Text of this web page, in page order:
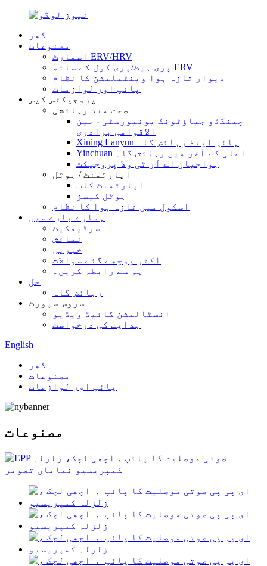
گھر
مصنوعات
اسمارٹ ERV/HRV
پری ہیٹ/پری کول کے ساتھ ERV
دیوار تازہ ہوا وینٹیلیشن کا نظام
پائپ اور لوازمات
پروجیکٹس کیس
صحت مند رہائشی
چینگڈو جیاؤٹونگ یونیورسٹی - بین
الاقوامی برادری
Xining Lanyun ہائی اینڈ رہائش گاہ
Yinchuan اعلی کے آخر میں رہائش گاہ
ہواجیان اے آر ٹی ولا پروجیکٹ
اپارٹمنٹ / ہوٹل
اپارٹمنٹ کلب
ہوٹل کیسز
اسکول میں تازہ ہوا کا نظام
ہمارے بارے میں
سرٹیفکیٹ
نمائش
خبریں
اکثر پوچھے گئے سوالات
ہم سے رابطہ کریں۔
حل
رہائش گاہ
سروس سپورٹ
انسٹالیشن گائیڈ ویڈیو
ہدایت کی درخواست
English
گھر
مصنوعات
پائپ اور لوازمات
مصنوعات